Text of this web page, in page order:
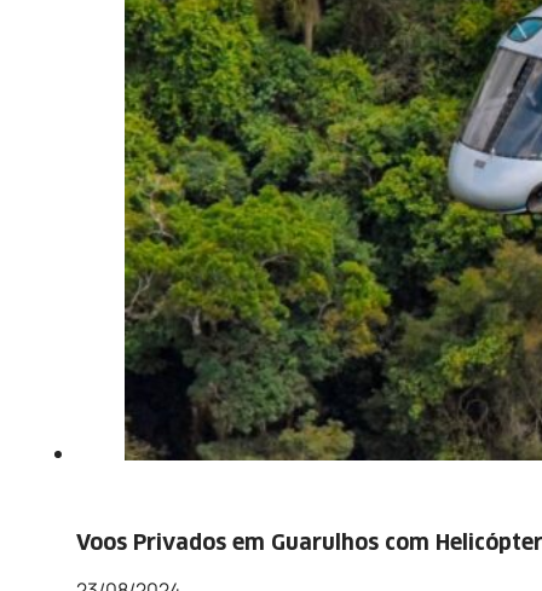
Voos Privados em Guarulhos com